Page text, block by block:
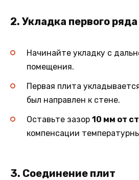
2. Укладка первого ряда
Начинайте укладку с
помещения.
Первая плита
был направлен к стене.
Оставьте зазор 10 мм от
компенсации
3. Соединение плит